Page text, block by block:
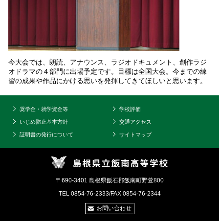
今大会では、朗読、アナウンス、ラジオドキュメント、創作ラジ
オドラマの４部門に出場予定です。目標は全国大会。今までの練
習の成果や作品にかける思いを発揮してきてほしいと思います。
奨学金・就学資金等 学校評価
いじめ防止基本方針 交通アクセス
証明書の発行について サイトマップ
〒690-3401 島根県飯石郡飯南町野萱800
TEL 0854-76-2333/FAX 0854-76-2344
お問い合わせ